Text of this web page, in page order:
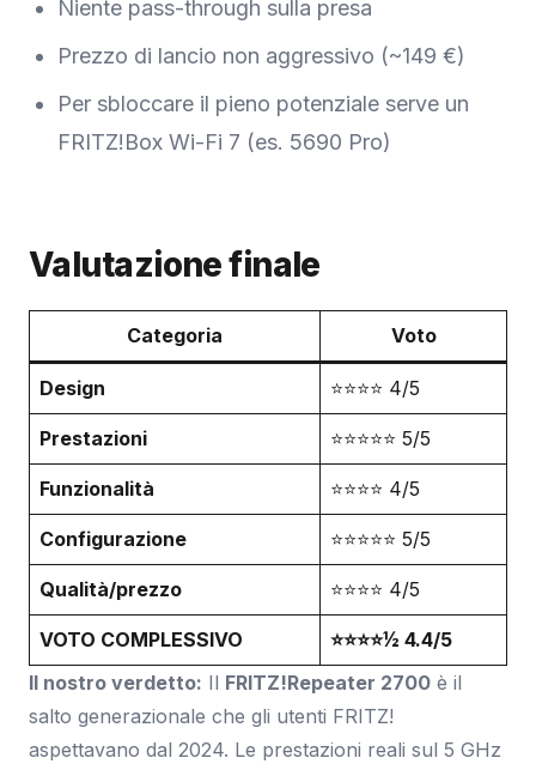
Niente pass-through sulla presa
Prezzo di lancio non aggressivo (~149 €)
Per sbloccare il pieno potenziale serve un
FRITZ!Box Wi-Fi 7 (es. 5690 Pro)
Valutazione finale
Categoria Voto
Design ⭐⭐⭐⭐ 4/5
Prestazioni ⭐⭐⭐⭐⭐ 5/5
Funzionalità ⭐⭐⭐⭐ 4/5
Configurazione ⭐⭐⭐⭐⭐ 5/5
Qualità/prezzo ⭐⭐⭐⭐ 4/5
VOTO COMPLESSIVO
⭐⭐⭐⭐½ 4.4/5
Il nostro verdetto: Il FRITZ!Repeater 2700 è il
salto generazionale che gli utenti FRITZ!
aspettavano dal 2024. Le prestazioni reali sul 5 GHz